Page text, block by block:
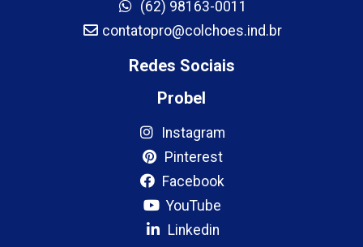
(62) 98163-0011
contatopro@colchoes.ind.br
Redes Sociais
Probel
Instagram
Pinterest
Facebook
YouTube
Linkedin